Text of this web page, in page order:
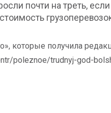
почти на треть, если
которые получила
poleznoe/trudnyj-god-